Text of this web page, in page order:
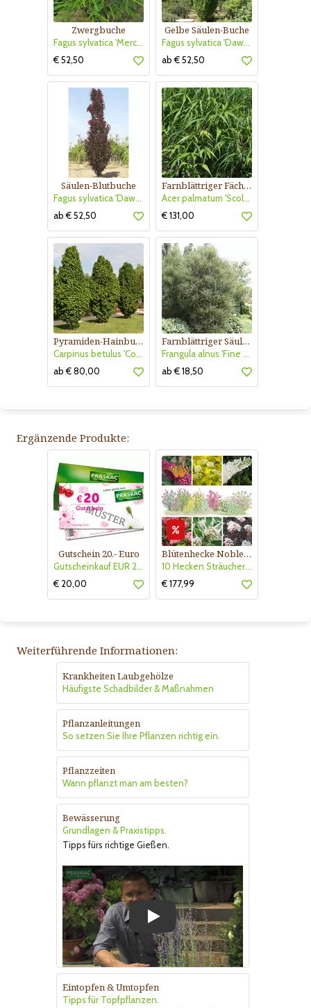
Zwergbuche
Fagus sylvatica 'Mercedes'
€ 52,50
Gelbe Säulen-Buche
Fagus sylvatica 'Dawyck Gold'
ab € 52,50
Säulen-Blutbuche
Fagus sylvatica 'Dawyck Purple'
ab € 52,50
Farnblättriger Fächerahorn
Acer palmatum 'Scolopendriifolium'
€ 131,00
Pyramiden-Hainbuche
Carpinus betulus 'Columnaris'
ab € 80,00
Farnblättriger Säulen-Faulbaum
Frangula alnus 'Fine Line'
ab € 18,50
Ergänzende Produkte:
Gutschein 20.- Euro
Gutscheinkauf EUR 20.-
€ 20,00
Blütenhecke Nobless-Kollektion Nr. 402
10 Hecken Sträucher - für 10 lfm Blütenhecke - Blühend März - Oktober
€ 177,99
Weiterführende Informationen:
Krankheiten Laubgehölze
Häufigste Schadbilder & Maßnahmen
Pflanzanleitungen
So setzen Sie Ihre Pflanzen richtig ein.
Pflanzzeiten
Wann pflanzt man am besten?
Bewässerung
Grundlagen & Praxistipps.
Tipps fürs richtige Gießen.
Play
Eintopfen & Umtopfen
Tipps für Topfpflanzen.